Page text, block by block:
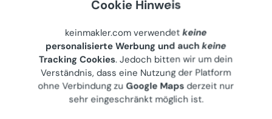
111m² Neubau 4-Zimmer-Wohnung in der
grünen Brigittenau
Wohnung (Miete)
1200 Wien, Leystraße 6
Privater Anbieter
Cookie Hinweis
keinmakler.com verwendetkeine
personalisierte Werbung und auchkeine
Tracking Cookies. Jedoch bitten wir um dein
Verständnis, dass eine Nutzung der Platform
ohne Verbindung zuGoogle Maps derzeit nur
sehr eingeschränkt möglich ist.